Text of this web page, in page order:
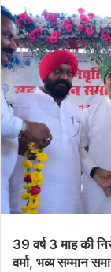
39 वर्ष 3 माह की
वर्मा, भव्य सम्मान